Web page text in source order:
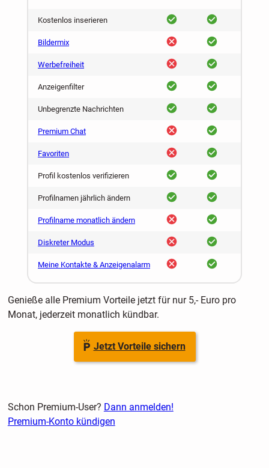
Kostenlos inserieren ja ja
Bildermix nein ja
Werbefreiheit nein ja
Anzeigenfilter ja ja
Unbegrenzte Nachrichten ja ja
Premium Chat nein ja
Favoriten nein ja
Profil kostenlos verifizieren ja ja
Profilnamen jährlich ändern ja ja
Profilname monatlich ändern nein ja
Diskreter Modus nein ja
Meine Kontakte & Anzeigenalarm nein ja
Genieße alle Premium Vorteile jetzt für nur 5,- Euro pro
Monat, jederzeit monatlich kündbar.
Jetzt Vorteile sichern
Schon Premium-User? Dann anmelden!
Premium-Konto kündigen